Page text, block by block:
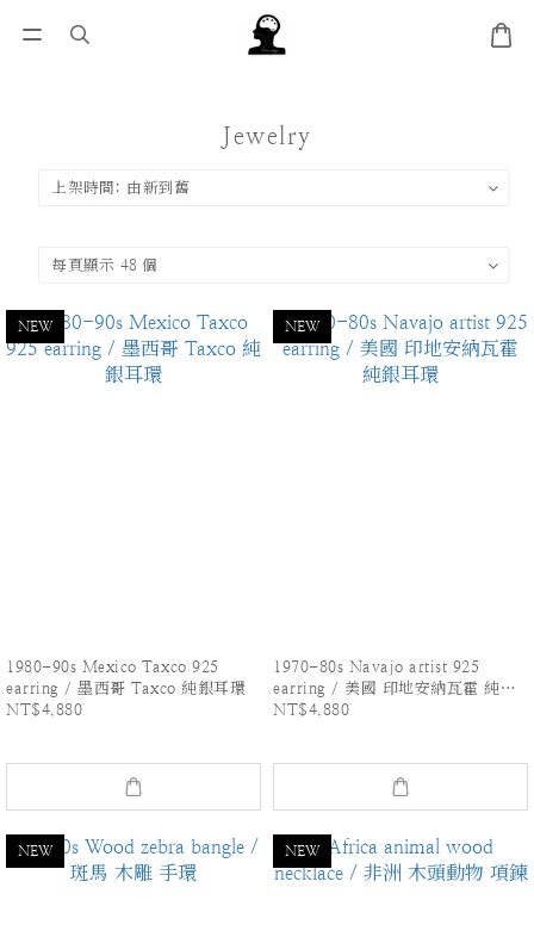
Jewelry
NEW
1980-90s Mexico Taxco 925
earring / 墨西哥 Taxco 純銀耳環
NT$4,880
NEW
1970-80s Navajo artist 925
earring / 美國 印地安納瓦霍 純銀
耳環
NT$4,880
NEW NEW